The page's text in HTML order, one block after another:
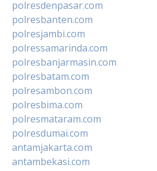
polresdenpasar.com
polresbanten.com
polresjambi.com
polressamarinda.com
polresbanjarmasin.com
polresbatam.com
polresambon.com
polresbima.com
polresmataram.com
polresdumai.com
antamjakarta.com
antambekasi.com